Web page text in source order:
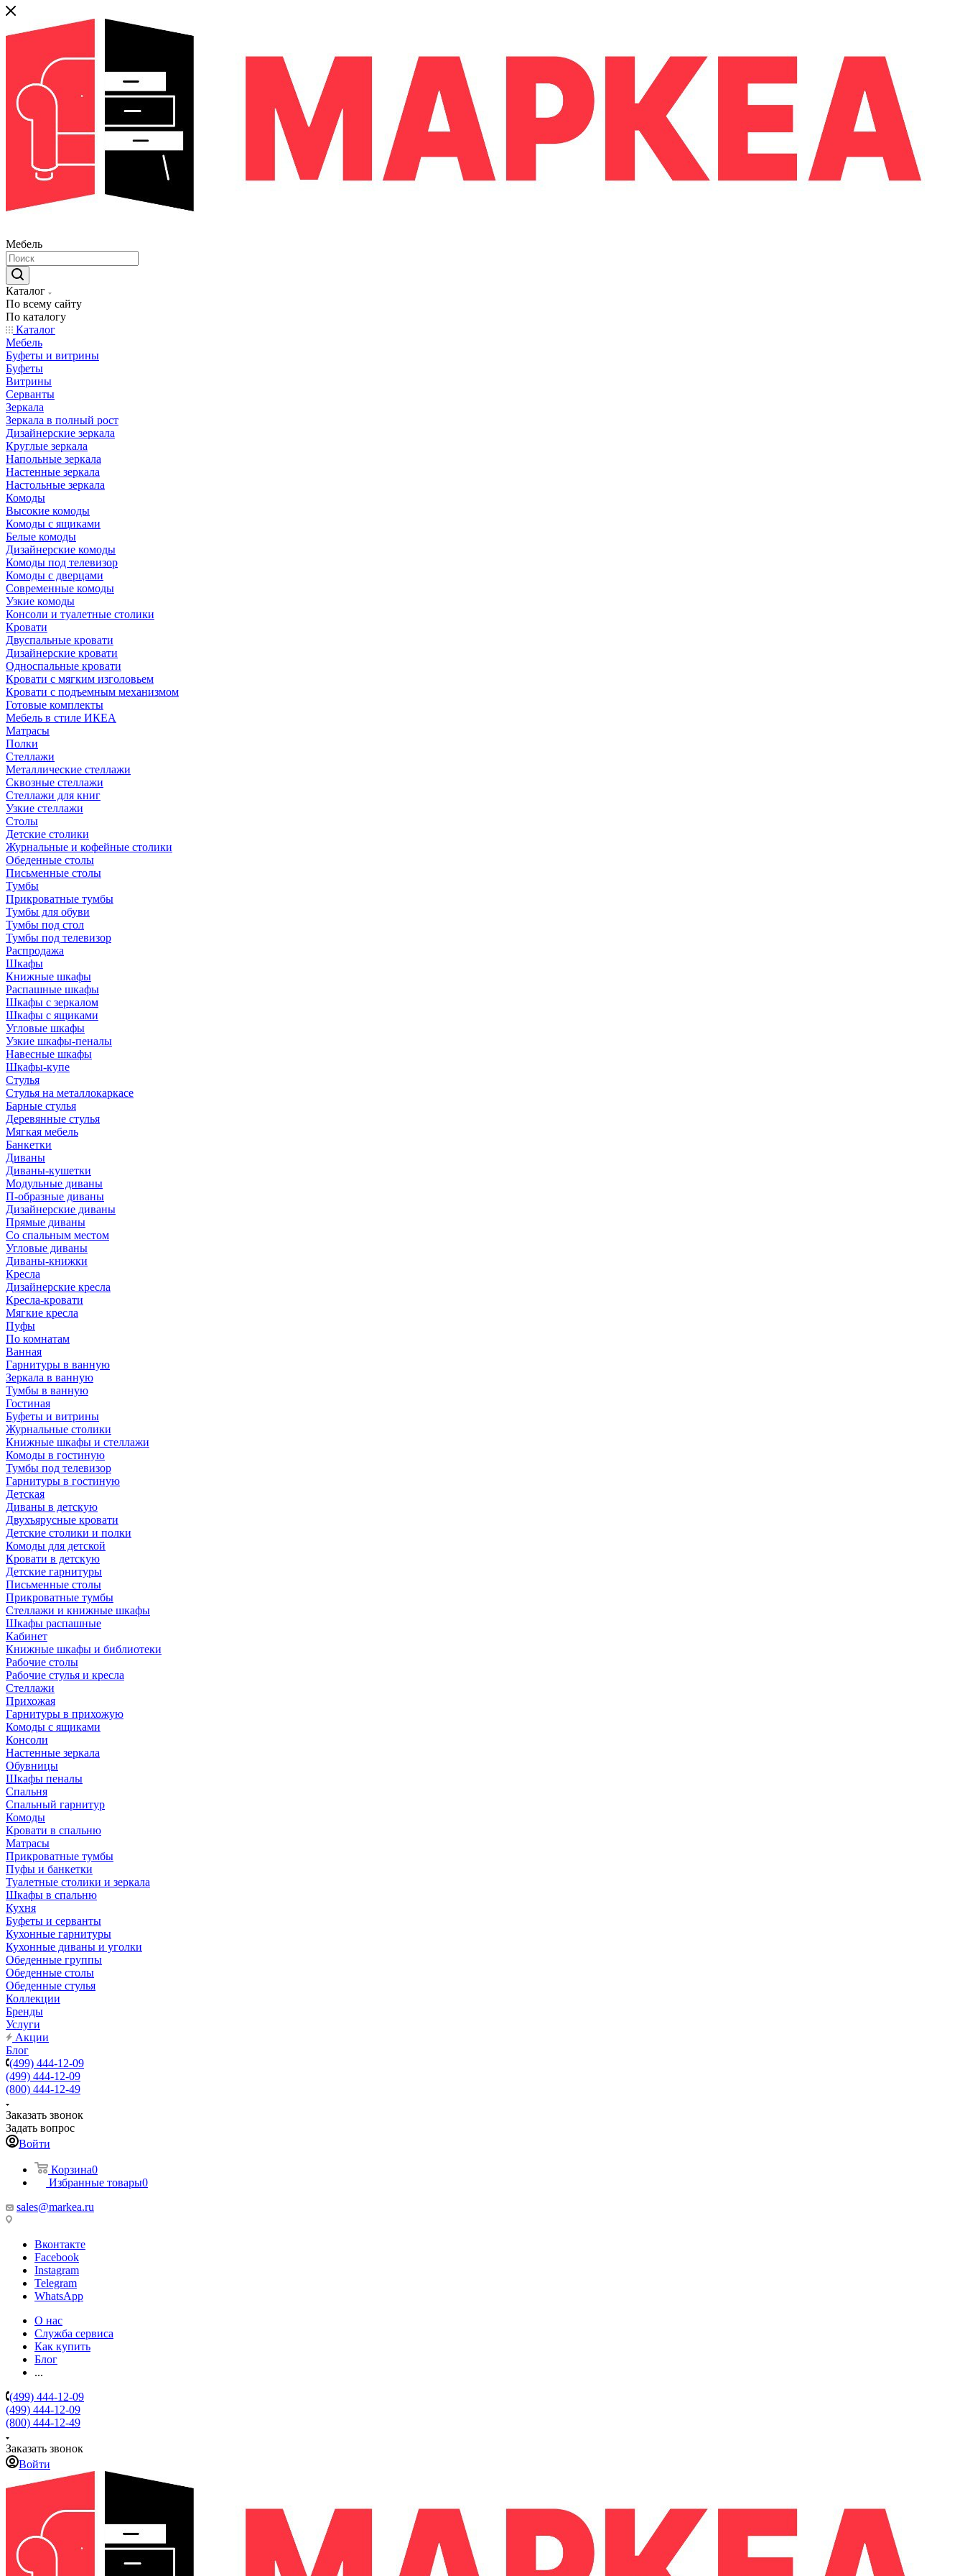
Мебель
Каталог
По всему сайту
По каталогу
Каталог
Мебель
Буфеты и витрины
Буфеты
Витрины
Серванты
Зеркала
Зеркала в полный рост
Дизайнерские зеркала
Круглые зеркала
Напольные зеркала
Настенные зеркала
Настольные зеркала
Комоды
Высокие комоды
Комоды с ящиками
Белые комоды
Дизайнерские комоды
Комоды под телевизор
Комоды с дверцами
Современные комоды
Узкие комоды
Консоли и туалетные столики
Кровати
Двуспальные кровати
Дизайнерские кровати
Односпальные кровати
Кровати с мягким изголовьем
Кровати с подъемным механизмом
Готовые комплекты
Мебель в стиле ИКЕА
Матрасы
Полки
Стеллажи
Металлические стеллажи
Сквозные стеллажи
Стеллажи для книг
Узкие стеллажи
Столы
Детские столики
Журнальные и кофейные столики
Обеденные столы
Письменные столы
Тумбы
Прикроватные тумбы
Тумбы для обуви
Тумбы под стол
Тумбы под телевизор
Распродажа
Шкафы
Книжные шкафы
Распашные шкафы
Шкафы с зеркалом
Шкафы с ящиками
Угловые шкафы
Узкие шкафы-пеналы
Навесные шкафы
Шкафы-купе
Стулья
Стулья на металлокаркасе
Барные стулья
Деревянные стулья
Мягкая мебель
Банкетки
Диваны
Диваны-кушетки
Модульные диваны
П-образные диваны
Дизайнерские диваны
Прямые диваны
Со спальным местом
Угловые диваны
Диваны-книжки
Кресла
Дизайнерские кресла
Кресла-кровати
Мягкие кресла
Пуфы
По комнатам
Ванная
Гарнитуры в ванную
Зеркала в ванную
Тумбы в ванную
Гостиная
Буфеты и витрины
Журнальные столики
Книжные шкафы и стеллажи
Комоды в гостиную
Тумбы под телевизор
Гарнитуры в гостиную
Детская
Диваны в детскую
Двухъярусные кровати
Детские столики и полки
Комоды для детской
Кровати в детскую
Детские гарнитуры
Письменные столы
Прикроватные тумбы
Стеллажи и книжные шкафы
Шкафы распашные
Кабинет
Книжные шкафы и библиотеки
Рабочие столы
Рабочие стулья и кресла
Стеллажи
Прихожая
Гарнитуры в прихожую
Комоды с ящиками
Консоли
Настенные зеркала
Обувницы
Шкафы пеналы
Спальня
Спальный гарнитур
Комоды
Кровати в спальню
Матрасы
Прикроватные тумбы
Пуфы и банкетки
Туалетные столики и зеркала
Шкафы в спальню
Кухня
Буфеты и серванты
Кухонные гарнитуры
Кухонные диваны и уголки
Обеденные группы
Обеденные столы
Обеденные стулья
Коллекции
Бренды
Услуги
Акции
Блог
(499) 444-12-09
(499) 444-12-09
(800) 444-12-49
Заказать звонок
Задать вопрос
Войти
Корзина0
Избранные товары0
sales@markea.ru
Вконтакте
Facebook
Instagram
Telegram
WhatsApp
О нас
Служба сервиса
Как купить
Блог
...
(499) 444-12-09
(499) 444-12-09
(800) 444-12-49
Заказать звонок
Войти